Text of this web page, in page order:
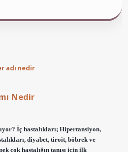
adı nedir
Nedir
İç hastalıkları; Hipertansiyon,
diyabet, tiroit, böbrek ve
çok hastalığın tanısı için ilk